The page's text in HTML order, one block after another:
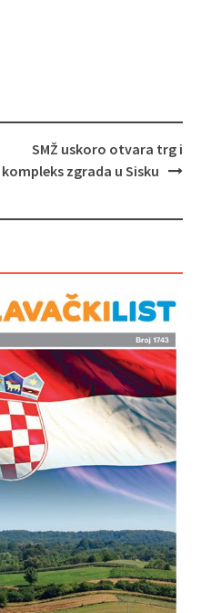
SMŽ uskoro otvara trg i
kompleks zgrada u Sisku